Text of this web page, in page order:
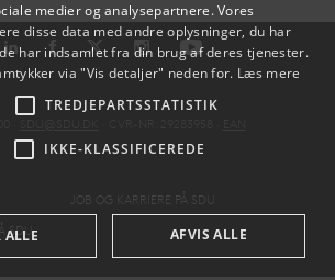
JOB OG KARRIERE PÅ SDU
SDU
ENGLISH
DANISH
medier og analysepartnere. Vores
disse data med andre oplysninger, du har
har indsamlet fra din brug af deres tjenester.
via "Vis detaljer" neden for. Læs mere
TREDJEPARTSSTATISTIK
IKKE-KLASSIFICEREDE
ALLE AFVIS ALLE